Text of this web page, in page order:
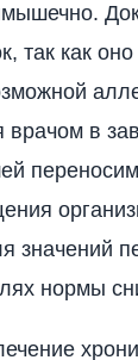
так как
в
значений
нормы